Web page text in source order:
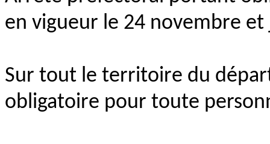
en vigueur le 24 novembre et
Sur tout le territoire du
obligatoire pour toute